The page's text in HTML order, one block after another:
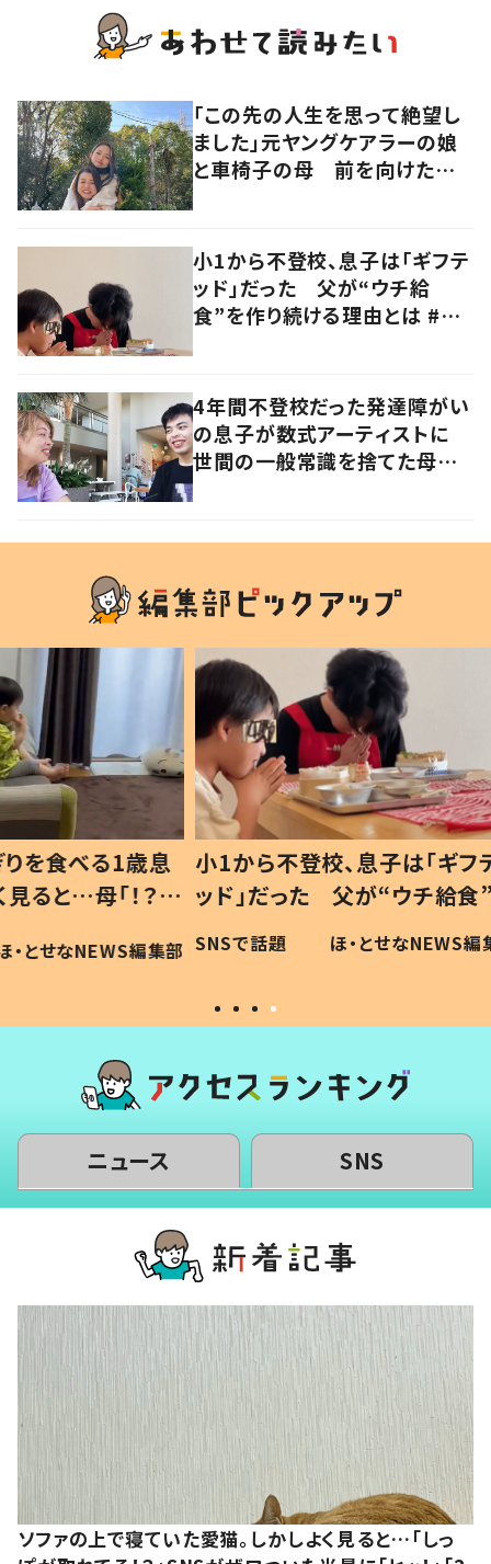
「この先の人生を思って絶望し
ました」元ヤングケアラーの娘
と車椅子の母 前を向けたきっ
小1から不登校、息子は「ギフテ
ッド」だった 父が“ウチ給
食”を作り続ける理由とは #令
4年間不登校だった発達障がい
の息子が数式アーティストに
世間の一般常識を捨てた母子
歳息
？」
編集部
小1から不登校、息子は「ギフテ
ッド」だった 父が“ウチ給食”を
作り続ける理由とは #令和の親
#令和の子
SNSで話題 ほ・とせなNEWS編集部
ひ孫
が、抱
「涙
い」
ニュース SNS
ソファの上で寝ていた愛猫。しかしよく見ると…「しっ